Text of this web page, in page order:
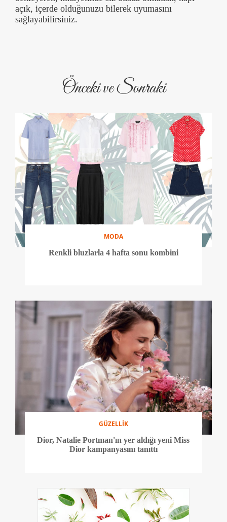
açık, içerde olduğunuzu bilerek uyumasını
sağlayabilirsiniz.
Önceki ve Sonraki
MODA
Renkli bluzlarla 4 hafta sonu kombini
GÜZELLİK
Dior, Natalie Portman'ın yer aldığı yeni Miss
Dior kampanyasını tanıttı